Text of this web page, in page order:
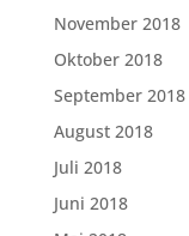
November 2018
Oktober 2018
September 2018
August 2018
Juli 2018
Juni 2018